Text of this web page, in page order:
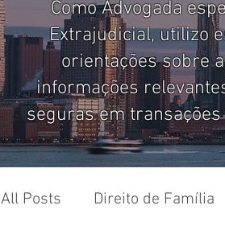
Como Advogada
Extrajudicial, utilizo
orientações sobre
informações
seguras em
All Posts Direito de Família